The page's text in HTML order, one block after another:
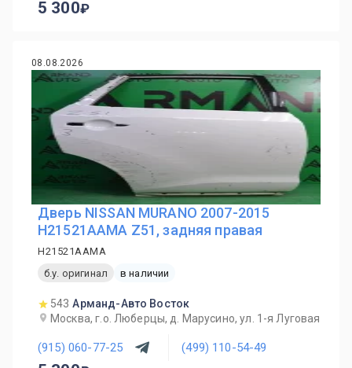
5 300
08.08.2026
Дверь NISSAN MURANO 2007-2015
H21521AAMA Z51, задняя правая
H21521AAMA
б.у. оригинал
в наличии
543 Арманд-Авто Восток
Москва, г.о. Люберцы, д. Марусино, ул. 1-я Луговая
(915) 060-77-25 (499) 110-54-49